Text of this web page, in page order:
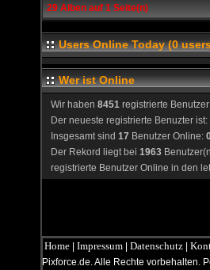
29 Alben auf 1 Seite(n)
Users Online Today (0
Wer ist Online
Wir haben 8451 registrierte Benutzer
Der neueste registrierte Benuzter ist:
Insgesamt sind 17 Benutzer Online:
Der Rekord liegt bei 1963
registrierte Benutzer Online in den
Home | Impressum | Datenschutz |
Pixforce.de. Alle Rechte vorbehalten.